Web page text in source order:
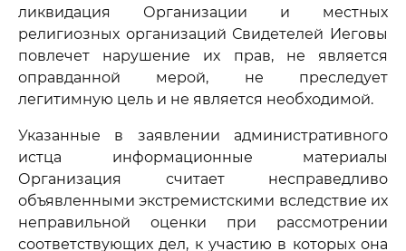
ликвидация Организации и местных
религиозных организаций Свидетелей Иеговы
повлечет нарушение их прав, не является
оправданной мерой, не преследует
легитимную цель и не является необходимой.
Указанные в заявлении административного
истца информационные материалы
Организация считает несправедливо
объявленными экстремистскими вследствие их
неправильной оценки при рассмотрении
соответствующих дел, к участию в которых она